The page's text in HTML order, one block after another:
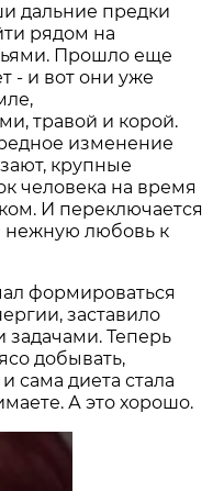
дальние предки
рядом на
Прошло еще
- и вот они уже
травой и корой.
изменение
крупные
человека на время
И переключается
нежную любовь к
формироваться
заставило
Теперь
добывать,
сама диета стала
А это хорошо.